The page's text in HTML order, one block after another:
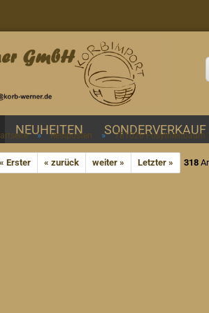
NEUHEITEN SONDERVERKAUF
» Restposten » 781026 Fosythienbaum
« Erster « zurück weiter » Letzter » 318